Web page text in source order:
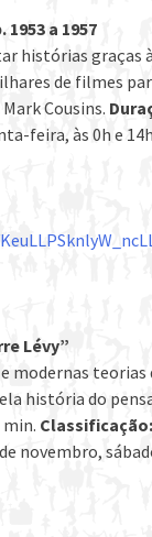
a 1957
histórias graças
de filmes
Mark Cousins.
feira, às 0h e
Lévy”
modernas
história do
min. Classificação:
novembro,